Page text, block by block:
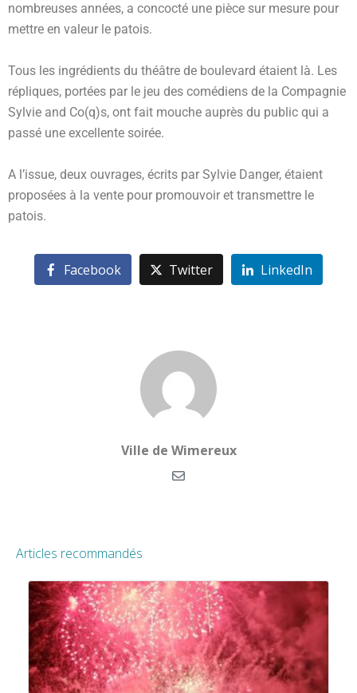
nombreuses années, a concocté une pièce sur mesure pour
mettre en valeur le patois.
Tous les ingrédients du théâtre de boulevard étaient là. Les
répliques, portées par le jeu des comédiens de la Compagnie
Sylvie and Co(q)s, ont fait mouche auprès du public qui a
passé une excellente soirée.
A l’issue, deux ouvrages, écrits par Sylvie Danger, étaient
proposées à la vente pour promouvoir et transmettre le
patois.
Facebook Twitter LinkedIn
Ville de Wimereux
Articles recommandés